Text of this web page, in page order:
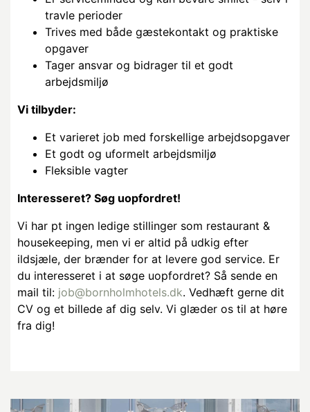
travle perioder
Trives med både gæstekontakt og praktiske
opgaver
Tager ansvar og bidrager til et godt
arbejdsmiljø
Vi tilbyder:
Et varieret job med forskellige arbejdsopgaver
Et godt og uformelt arbejdsmiljø
Fleksible vagter
Interesseret? Søg uopfordret!
Vi har pt ingen ledige stillinger som restaurant &
housekeeping, men vi er altid på udkig efter
ildsjæle, der brænder for at levere god service. Er
du interesseret i at søge uopfordret? Så sende en
mail til: job@bornholmhotels.dk. Vedhæft gerne dit
CV og et billede af dig selv. Vi glæder os til at høre
fra dig!